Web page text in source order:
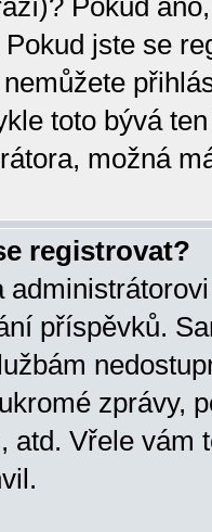
Pokud
jste se
toto bývá
možná
registrovat?
příspěvků.
zprávy,
atd. Vřele vám